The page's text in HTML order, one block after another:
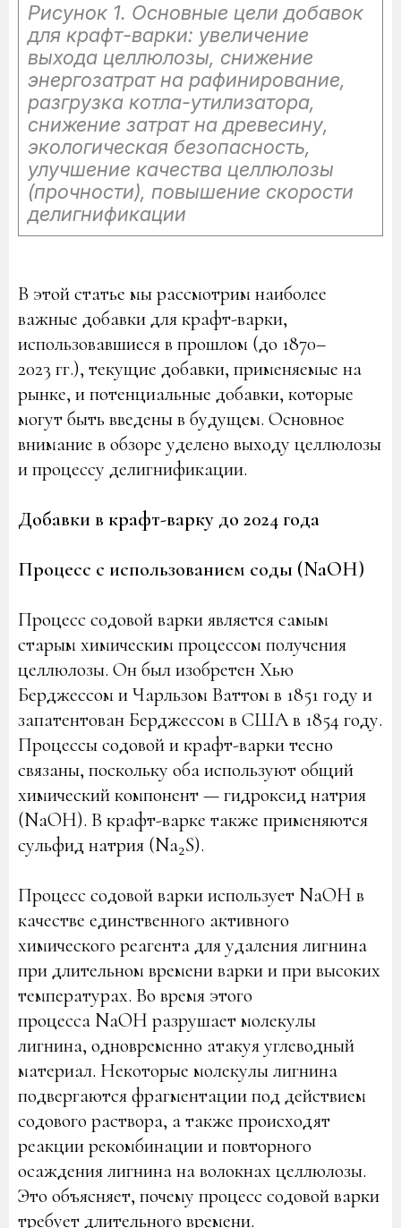
Рисунок 1. Основные цели добавок
для крафт-варки: увеличение
выхода целлюлозы, снижение
энергозатрат на рафинирование,
разгрузка котла-утилизатора,
снижение затрат на древесину,
экологическая безопасность,
улучшение качества целлюлозы
(прочности), повышение скорости
делигнификации
В этой статье мы рассмотрим наиболее
важные добавки для крафт-варки,
использовавшиеся в прошлом (до 1870–
2023 гг.), текущие добавки, применяемые на
рынке, и потенциальные добавки, которые
могут быть введены в будущем. Основное
внимание в обзоре уделено выходу целлюлозы
и процессу делигнификации.
Добавки в крафт-варку до 2024 года
Процесс с использованием соды (NaOH)
Процесс содовой варки является самым
старым химическим процессом получения
целлюлозы. Он был изобретен Хью
Берджессом и Чарльзом Ваттом в 1851 году и
запатентован Берджессом в США в 1854 году.
Процессы содовой и крафт-варки тесно
связаны, поскольку оба используют общий
химический компонент — гидроксид натрия
(NaOH). В крафт-варке также применяются
сульфид натрия (Na₂S).
Процесс содовой варки использует NaOH в
качестве единственного активного
химического реагента для удаления лигнина
при длительном времени варки и при высоких
температурах. Во время этого
процесса NaOH разрушает молекулы
лигнина, одновременно атакуя углеводный
материал. Некоторые молекулы лигнина
подвергаются фрагментации под действием
содового раствора, а также происходят
реакции рекомбинации и повторного
осаждения лигнина на волокнах целлюлозы.
Это объясняет, почему процесс содовой варки
требует длительного времени.